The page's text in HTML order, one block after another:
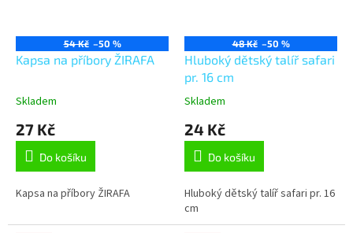
54 Kč –50 %
Kapsa na příbory ŽIRAFA
Skladem
27 Kč
Do košíku
Kapsa na příbory ŽIRAFA
48 Kč –50 %
Hluboký dětský talíř safari
pr. 16 cm
Skladem
24 Kč
Do košíku
Hluboký dětský talíř safari pr. 16
cm